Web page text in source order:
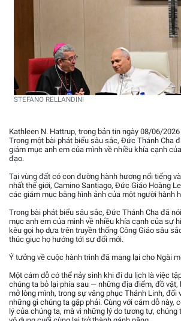
STEFANO RELLANDINI
Kathleen N. Hattrup, trong bản tin ngày 08/06/
Trong một bài phát biểu sâu sắc, Đức Thánh Cha
giám mục anh em của mình về nhiều khía cạnh
đạo.
Tại vùng đất có con đường hành hương nổi tiếng
nhất thế giới, Camino Santiago, Đức Giáo Hoàng
các giám mục bằng hình ảnh của một người hành
Trong bài phát biểu sâu sắc, Đức Thánh Cha đã
mục anh em của mình về nhiều khía cạnh của sự
kêu gọi họ dựa trên truyền thống Công Giáo sâu
thúc giục họ hướng tới sự đổi mới.
Ý tưởng về cuộc hành trình đã mang lại cho Ngài
Một cám dỗ có thể nảy sinh khi đi du lịch là việc
chúng ta bỏ lại phía sau — những địa điểm, đồ
mở lòng mình, trong sự vâng phục Thánh Linh, đối
những gì chúng ta gặp phải. Cùng với cám dỗ này,
lý của chúng ta, mà vì những lý do tương tự,